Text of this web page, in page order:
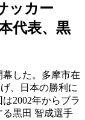
ッカー
代表、黒
した。多摩市在
、日本の勝利に
2002年からブラ
黒田 智成選手